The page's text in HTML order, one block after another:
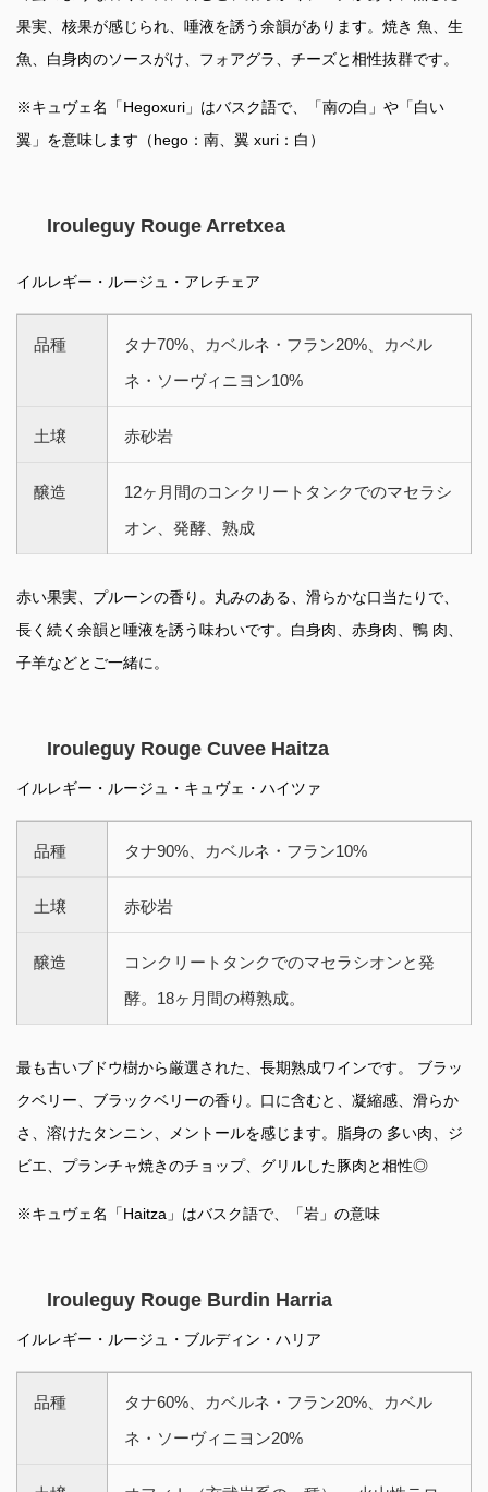
果実、核果が感じられ、唾液を誘う余韻があります。焼き 魚、生
魚、白身肉のソースがけ、フォアグラ、チーズと相性抜群です。
※キュヴェ名「Hegoxuri」はバスク語で、「南の白」や「白い
翼」を意味します（hego：南、翼 xuri：白）
Irouleguy Rouge Arretxea
イルレギー・ルージュ・アレチェア
品種
タナ70%、カベルネ・フラン20%、カベル
ネ・ソーヴィニヨン10%
土壌 赤砂岩
醸造
12ヶ月間のコンクリートタンクでのマセラシ
オン、発酵、熟成
赤い果実、プルーンの香り。丸みのある、滑らかな口当たりで、
長く続く余韻と唾液を誘う味わいです。白身肉、赤身肉、鴨 肉、
子羊などとご一緒に。
Irouleguy Rouge Cuvee Haitza
イルレギー・ルージュ・キュヴェ・ハイツァ
品種 タナ90%、カベルネ・フラン10%
土壌 赤砂岩
醸造
コンクリートタンクでのマセラシオンと発
酵。18ヶ月間の樽熟成。
最も古いブドウ樹から厳選された、長期熟成ワインです。 ブラッ
クベリー、ブラックベリーの香り。口に含むと、凝縮感、滑らか
さ、溶けたタンニン、メントールを感じます。脂身の 多い肉、ジ
ビエ、プランチャ焼きのチョップ、グリルした豚肉と相性◎
※キュヴェ名「Haitza」はバスク語で、「岩」の意味
Irouleguy Rouge Burdin Harria
イルレギー・ルージュ・ブルディン・ハリア
品種
タナ60%、カベルネ・フラン20%、カベル
ネ・ソーヴィニヨン20%